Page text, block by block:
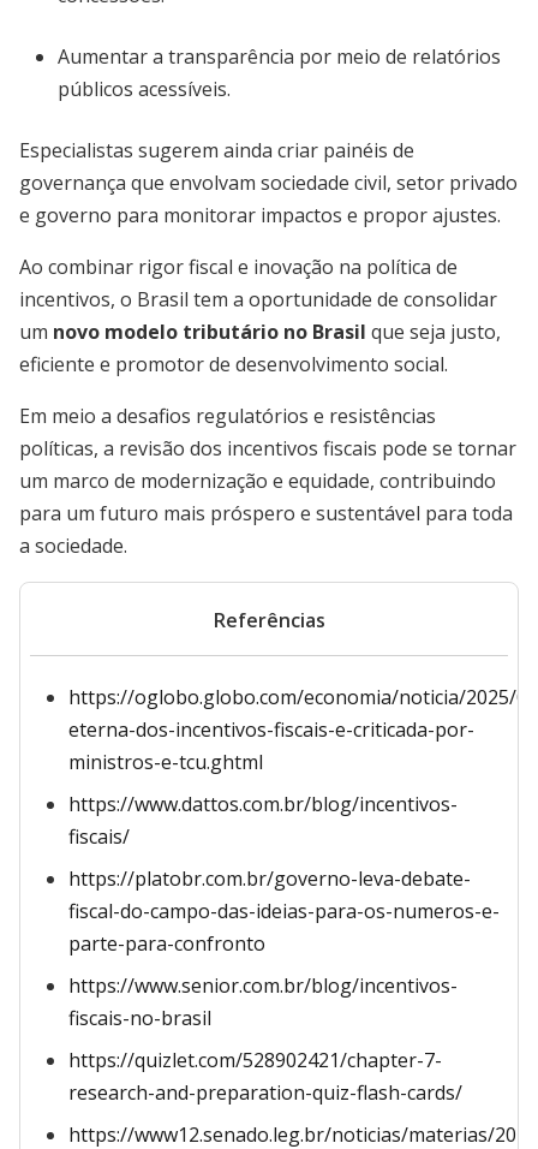
Aumentar a transparência por meio de relatórios
públicos acessíveis.
Especialistas sugerem ainda criar painéis de
governança que envolvam sociedade civil, setor privado
e governo para monitorar impactos e propor ajustes.
Ao combinar rigor fiscal e inovação na política de
incentivos, o Brasil tem a oportunidade de consolidar
um novo modelo tributário no Brasil que seja justo,
eficiente e promotor de desenvolvimento social.
Em meio a desafios regulatórios e resistências
políticas, a revisão dos incentivos fiscais pode se tornar
um marco de modernização e equidade, contribuindo
para um futuro mais próspero e sustentável para toda
a sociedade.
Referências
https://oglobo.globo.com/economia/noticia/2025/
eterna-dos-incentivos-fiscais-e-criticada-por-
ministros-e-tcu.ghtml
https://www.dattos.com.br/blog/incentivos-
fiscais/
https://platobr.com.br/governo-leva-debate-
fiscal-do-campo-das-ideias-para-os-numeros-e-
parte-para-confronto
https://www.senior.com.br/blog/incentivos-
fiscais-no-brasil
https://quizlet.com/528902421/chapter-7-
research-and-preparation-quiz-flash-cards/
https://www12.senado.leg.br/noticias/materias/